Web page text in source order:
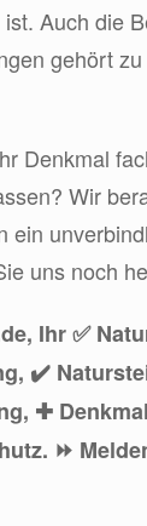
Auch die
gehört
Denkmal
Wir
ein
uns noch
Ihr ✅
✔️
✚
⏩